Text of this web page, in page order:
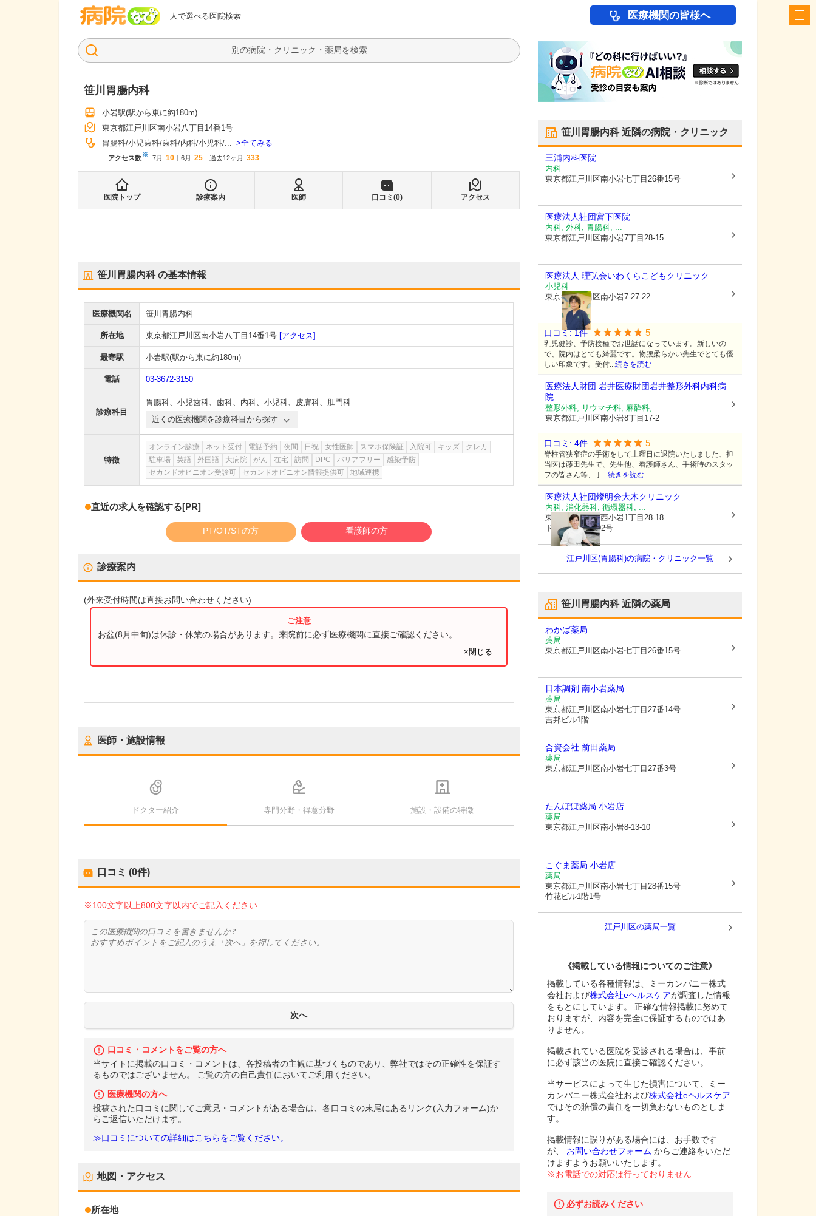
人で選べる医院検索
病院なび 医療機関の皆様へ
検索
笹川胃腸内科
小岩駅(駅から東に約180m)
東京都江戸川区南小岩八丁目14番1号
胃腸科 小児歯科 歯科 内科 小児科 ... 全てみる
アクセス数※ 7月 : 10 6月 : 25 過去12ヶ月: 333
医院トップ 診療案内 医師 口コミ(0) アクセス
笹川胃腸内科の基本情報
医療機関名 笹川胃腸内科
所在地 東京都江戸川区南小岩八丁目14番1号 [アクセス]
最寄駅 小岩駅(駅から東に約180m)
電話 03-3672-3150
診療科目
胃腸科、 小児歯科、 歯科、 内科、 小児科、 皮膚科、 肛門科
近くの医療機関を診療科目から探す
特徴
オンライン診療 ネット受付 電話予約 夜間 日祝 女性医師 スマホ保険証 入院可 キッズ
クレカ
駐車場
英語 外国語 大病院 がん 在宅 訪問 DPC バリアフリー
感染予防
セカンドオピニオン受診可
セカンドオピニオン情報提供可 地域連携
直近の求人を確認する[PR]
PT/OT/STの方 看護師の方
診療案内
(外来受付時間は直接お問い合わせください)
お盆(8月中旬)は休診・休業の場合があります。来院前に必ず医療機関に直接ご確認ください。
×閉じる
医師・施設情報
ドクター紹介 専門分野・得意分野 施設・設備の特徴
口コミ (0件)
※100文字以上800文字以内でご記入ください
口コミ・コメントをご覧の方へ
当サイトに掲載の口コミ・コメントは、各投稿者の主観に基づくものであり、弊社ではその正確性を保証す
るものではございません。 ご覧の方の自己責任においてご利用ください。
医療機関の方へ
投稿された口コミに関してご意見・コメントがある場合は、各口コミの末尾にあるリンク(入力フォーム)か
らご返信いただけます。
≫口コミについての詳細はこちらをご覧ください。
地図・アクセス
所在地
笹川胃腸内科近隣の病院・クリニック
三浦内科医院
内科
東京都江戸川区南小岩七丁目26番15号
医療法人社団宮下医院
内科, 外科, 胃腸科, ...
東京都江戸川区南小岩7丁目28-15
医療法人 理弘会いわくらこどもクリニック
小児科
東京都江戸川区南小岩7-27-22
口コミ:1件 5
乳児健診、予防接種でお世話になっています。新しいの
で、院内はとても綺麗です。物腰柔らかい先生でとても優
しい印象です。受付...続きを読む
医療法人財団 岩井医療財団岩井整形外科内科病
院
整形外科, リウマチ科, 麻酔科, ...
東京都江戸川区南小岩8丁目17-2
口コミ: 4件 5
脊柱管狭窄症の手術をして土曜日に退院いたしました、担
当医は藤田先生で、先生他、看護師さん、手術時のスタッ
フの皆さん等、丁...続きを読む
医療法人社団燦明会大木クリニック
内科, 消化器科, 循環器科, ...
東京都江戸川区西小岩1丁目28-18
ドミール大木102号
江戸川区(胃腸科)の病院・クリニック一覧
笹川胃腸内科近隣の薬局
わかば薬局
薬局
東京都江戸川区南小岩七丁目26番15号
日本調剤 南小岩薬局
薬局
東京都江戸川区南小岩七丁目27番14号
吉邦ビル1階
合資会社 前田薬局
薬局
東京都江戸川区南小岩七丁目27番3号
たんぽぽ薬局 小岩店
薬局
東京都江戸川区南小岩8-13-10
こぐま薬局 小岩店
薬局
東京都江戸川区南小岩七丁目28番15号
竹花ビル1階1号
江戸川区の薬局一覧
《掲載している情報についてのご注意》
掲載している各種情報は、ミーカンパニー株式
会社および株式会社eヘルスケアが調査した情報
をもとにしています。 正確な情報掲載に努めて
おりますが、内容を完全に保証するものではあ
りません。
掲載されている医院を受診される場合は、事前
に必ず該当の医院に直接ご確認ください。
当サービスによって生じた損害について、ミー
カンパニー株式会社および株式会社eヘルスケア
ではその賠償の責任を一切負わないものとしま
す。
掲載情報に誤りがある場合には、お手数です
が、
お問い合わせフォーム からご連絡をいただ
けますようお願いいたします。
※お電話での対応は行っておりません
必ずお読みください